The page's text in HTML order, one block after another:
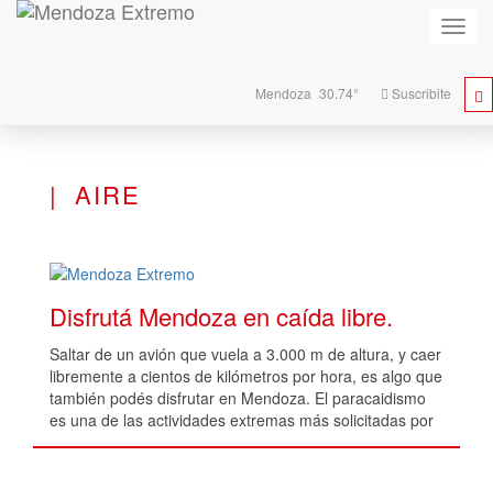
Mendoza 30.74° Suscribite
AIRE
Disfrutá Mendoza en caída libre.
Saltar de un avión que vuela a 3.000 m de altura, y caer
libremente a cientos de kilómetros por hora, es algo que
también podés disfrutar en Mendoza. El paracaidismo
es una de las actividades extremas más solicitadas por
turistas y mendocinos.